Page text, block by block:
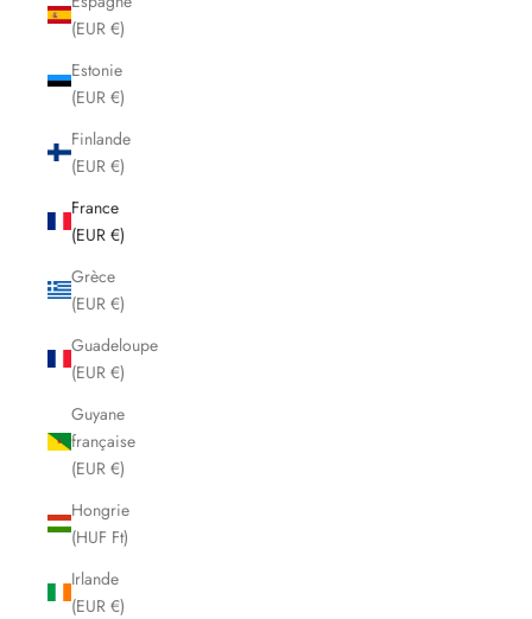
(EUR €)
Estonie
(EUR €)
Finlande
(EUR €)
France
(EUR €)
Grèce
(EUR €)
Guadeloupe
(EUR €)
Guyane
française
(EUR €)
Hongrie
(HUF Ft)
Irlande
(EUR €)